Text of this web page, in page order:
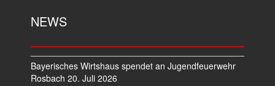
NEWS
Bayerisches Wirtshaus spendet an Jugendfeuerwehr
Rosbach 20. Juli 2026